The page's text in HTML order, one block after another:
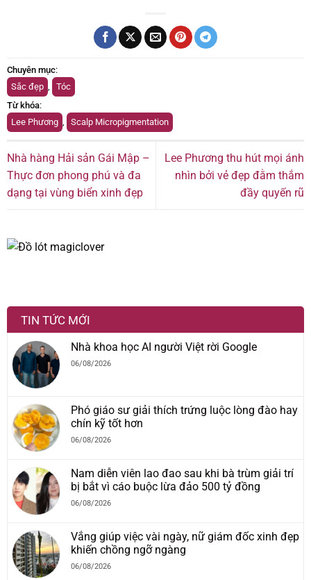
Chuyên mục:
Sắc đẹp
Tóc
Từ khóa:
Lee Phương
Scalp Micropigmentation
Nhà hàng Hải sản Gái Mập –
Thực đơn phong phú và đa
dạng tại vùng biển xinh đẹp
Lee Phương thu hút mọi ánh
nhìn bởi vẻ đẹp đằm thắm
đầy quyến rũ
TIN TỨC MỚI
Nhà khoa học AI người Việt rời Google
06/08/2026
Phó giáo sư giải thích trứng luộc lòng đào hay
chín kỹ tốt hơn
06/08/2026
Nam diễn viên lao đao sau khi bà trùm giải trí
bị bắt vì cáo buộc lừa đảo 500 tỷ đồng
06/08/2026
Vắng giúp việc vài ngày, nữ giám đốc xinh đẹp
khiến chồng ngỡ ngàng
06/08/2026